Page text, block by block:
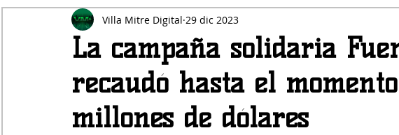
La campaña solidaria
recaudó hasta el
millones de dólares
Villa Mitre Digital 29 dic 2023